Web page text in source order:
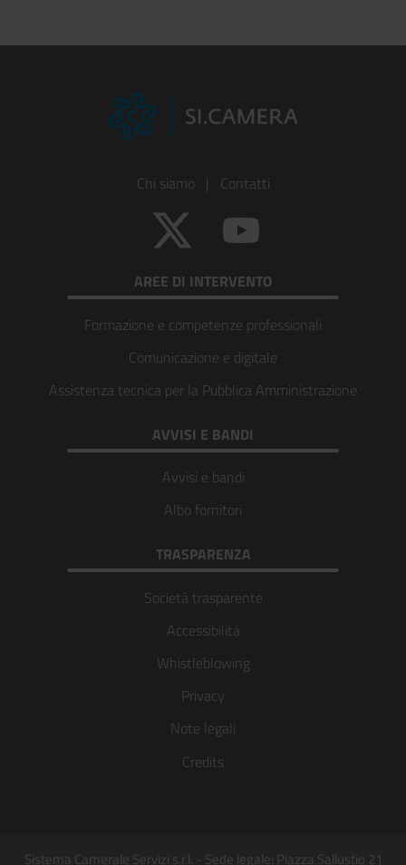
Chi siamo | Contatti
Twitter
AREE DI INTERVENTO
Formazione e competenze professionali
Comunicazione e digitale
Assistenza tecnica per la Pubblica Amministrazione
AVVISI E BANDI
Avvisi e bandi
Albo fornitori
TRASPARENZA
Società trasparente
Accessibilità
Whistleblowing
Privacy
Note legali
Credits
Sistema Camerale Servizi s.r.l. - Sede legale: Piazza Sallustio 21